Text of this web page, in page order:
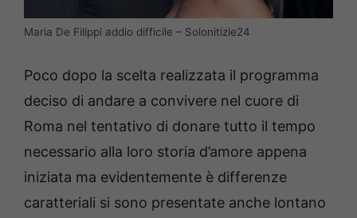
Maria De Filippi addio difficile – Solonitizie24
Poco dopo la scelta realizzata il programma
deciso di andare a convivere nel cuore di
Roma nel tentativo di donare tutto il tempo
necessario alla loro storia d’amore appena
iniziata ma evidentemente è differenze
caratteriali si sono presentate anche lontano